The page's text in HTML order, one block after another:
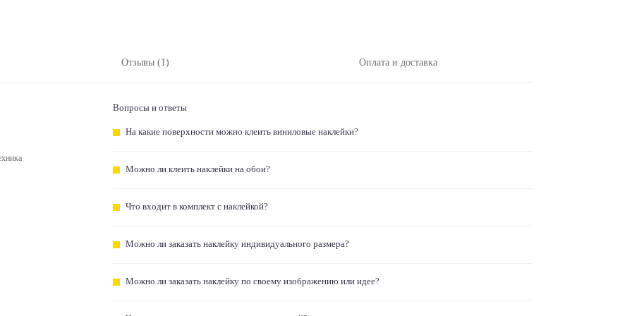
Отзывы (1) Оплата и доставка
Вопросы и ответы
На какие поверхности можно клеить виниловые наклейки?
Можно ли клеить наклейки на обои?
Что входит в комплект с наклейкой?
Можно ли заказать наклейку индивидуального размера?
Можно ли заказать наклейку по своему изображению или идее?